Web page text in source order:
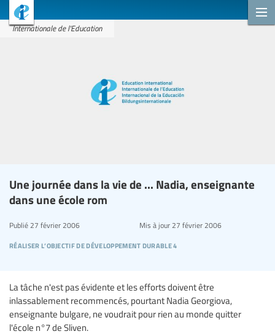
Internationale de l'Education
Une journée dans la vie de ... Nadia, enseignante
dans une école rom
réaliser l’objectif de développement durable 4
Publié 27 février 2006 Mis à jour27 février 2006
La tâche n'est pas évidente et les efforts doivent être
inlassablement recommencés, pourtant Nadia Georgiova,
enseignante bulgare, ne voudrait pour rien au monde quitter
l'école n°7 de Sliven.